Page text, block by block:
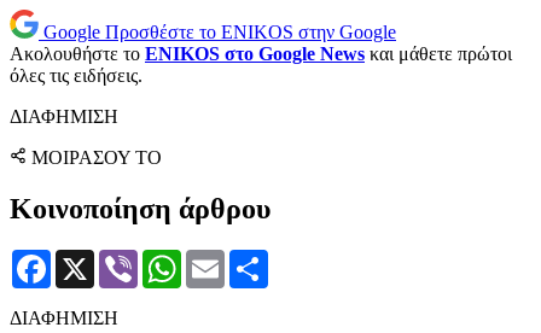
Google Προσθέστε το ENIKOS στην Google
Ακολουθήστε το ENIKOS στο Google News και μάθετε πρώτοι
όλες τις ειδήσεις.
ΔΙΑΦΗΜΙΣΗ
ΜΟΙΡΑΣΟΥ ΤΟ
Κοινοποίηση άρθρου
Facebook
X Viber WhatsApp
Email
ΔΙΑΦΗΜΙΣΗ